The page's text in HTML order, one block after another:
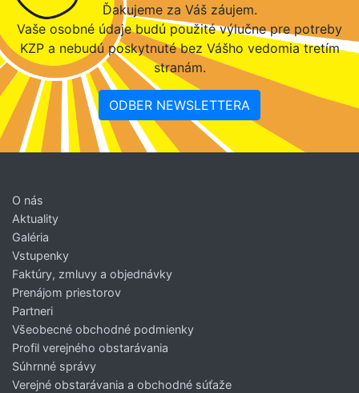
Ďakujeme za Váš záujem.
Vaše osobné údaje budú použité výlučne pre potreby
KZP a nebudú poskytnuté bez Vášho vedomia tretím
stranám.
ODBER NEWSLETTERA
O nás
Aktuality
Galéria
Vstupenky
Faktúry, zmluvy a objednávky
Prenájom priestorov
Partneri
Všeobecné obchodné podmienky
Profil verejného obstarávania
Súhrnné správy
Verejné obstarávania a obchodné súťaže